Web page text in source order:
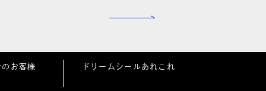
お客様 ドリームシールあれこれ